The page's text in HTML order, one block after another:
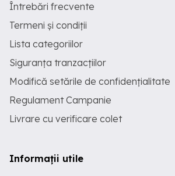
Întrebări frecvente
Termeni și condiții
Lista categoriilor
Siguranța tranzacțiilor
Modifică setările de confidențialitate
Regulament Campanie
Livrare cu verificare colet
Informații utile